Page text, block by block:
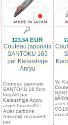
123.54
Couteau japonais
SANTOKU 165
par Katsushige
Anryu
Couteau japonais
SANTOKU 16,5cm
forgÃ© par
Katsushige Anryu
aspect martelÃ©
Acier carbone
Aokami2 recouvert
par
Yu
acier